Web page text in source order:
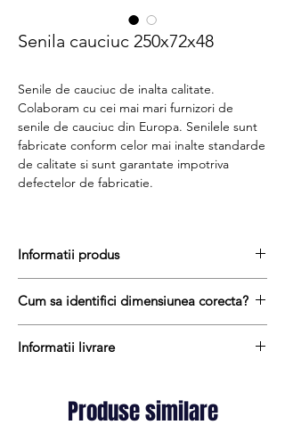
Senila cauciuc 250x72x48
Senile de cauciuc de inalta calitate.
Colaboram cu cei mai mari furnizori de
senile de cauciuc din Europa. Senilele sunt
fabricate conform celor mai inalte standarde
de calitate si sunt garantate impotriva
defectelor de fabricatie.
Informatii produs
un amestec de cauciuc natural si cauciuc
sintetic cu adaos de substante chimice anti-
abrazive pentru a reduce rata de uzura prin
In interiorul sinelor de cauciuc gasim un
miez format din cabluri de otel de
Cum sa identifici dimensiunea corecta?
cauciuc, urmati acesti trei pasi simpli:
masurati distanta dintre centrul dintelui
si centrul urmatorului dinte = a doua
Informatii livrare
cauciuc variaza intre 1 si 10 zile lucratoare.
Transportul este gratuit oriunde in Romania
Produse similare